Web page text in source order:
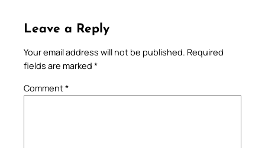
Leave a Reply
Your email address will not be published. Required
fields are marked *
Comment*